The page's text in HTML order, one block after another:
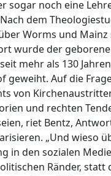
sogar noch eine
dem
Worms und Mainz
wurde der
mehr als 130
geweiht. Auf die
von
und rechten
riet Bentz,
„Und wieso
in den sozialen
Ränder, statt